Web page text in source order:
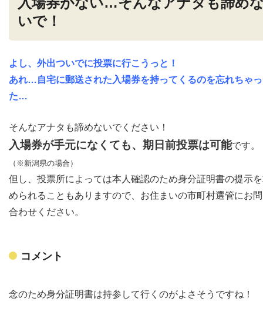
いで！
よし、外出ついでに投票に行こうっと！
あれ…自宅に郵送された入場券を持ってくるのを忘れちゃっ
た…
そんなアナタも諦めないでください！
入場券が手元になくても、期日前投票は可能です。
（※新潟県の場合）
但し、投票所によっては本人確認のため身分証明書の提示
められることもありますので、お住まいの市町村選管にお
合わせください。
コメント
念のため身分証明書は持参して行くのがよさそうですね！